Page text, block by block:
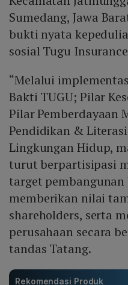
Sumedang, Jawa
bukti nyata
sosial Tugu
“Melalui
Bakti TUGU; Pilar
Pilar Pemberdayaan
Pendidikan &
Lingkungan Hidup,
turut berpartisipasi
target
memberikan nilai
shareholders, serta
perusahaan secara
tandas Tatang.
Rekomendasi Produk